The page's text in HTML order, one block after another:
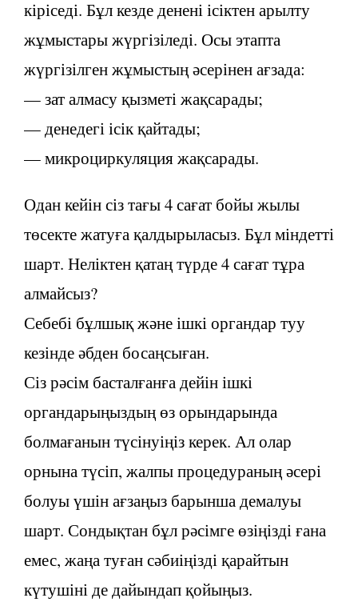
кіріседі. Бұл кезде денені ісіктен арылту
жұмыстары жүргізіледі. Осы этапта
жүргізілген жұмыстың әсерінен ағзада:
— зат алмасу қызметі жақсарады;
— денедегі ісік қайтады;
— микроциркуляция жақсарады.
Одан кейін сіз тағы 4 сағат бойы жылы
төсекте жатуға қалдырыласыз. Бұл міндетті
шарт. Неліктен қатаң түрде 4 сағат тұра
алмайсыз?
Себебі бұлшық және ішкі органдар туу
кезінде әбден босаңсыған.
Сіз рәсім басталғанға дейін ішкі
органдарыңыздың өз орындарында
болмағанын түсінуіңіз керек. Ал олар
орнына түсіп, жалпы процедураның әсері
болуы үшін ағзаңыз барынша демалуы
шарт. Сондықтан бұл рәсімге өзіңізді ғана
емес, жаңа туған сәбиіңізді қарайтын
күтушіні де дайындап қойыңыз.